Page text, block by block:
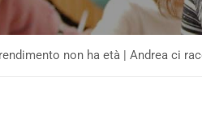
non ha età | Andrea ci